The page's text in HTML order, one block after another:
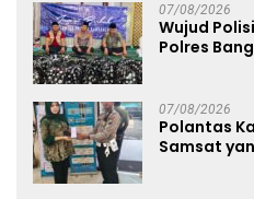
07/08/2026
Wujud Polisi
Polres
07/08/2026
Polantas
Samsat